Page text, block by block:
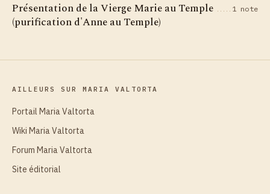
Présentation de la Vierge Marie au Temple
(purification d'Anne au Temple)
1 note
AILLEURS SUR MARIA VALTORTA
Portail Maria Valtorta
Wiki Maria Valtorta
Forum Maria Valtorta
Site éditorial